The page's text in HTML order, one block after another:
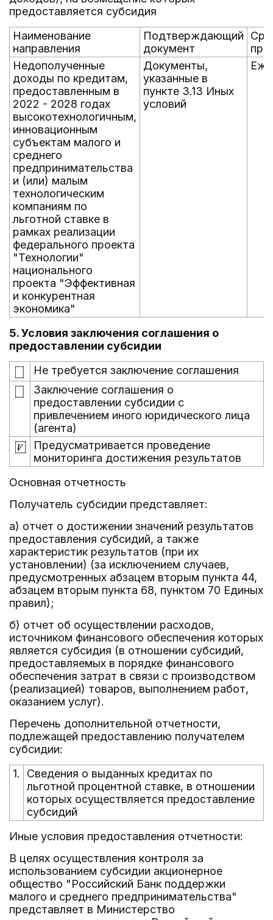
предоставляется субсидия
Наименование
направления
Подтверждающий
документ
Недополученные
доходы по кредитам,
предоставленным в
2022 - 2028 годах
высокотехнологичным,
инновационным
субъектам малого и
среднего
предпринимательства
и (или) малым
технологическим
компаниям по
льготной ставке в
рамках реализации
федерального проекта
"Технологии"
национального
проекта "Эффективная
и конкурентная
экономика"
Документы,
указанные в
пункте 3.13 Иных
условий
5. Условия заключения соглашения о
предоставлении субсидии
Не требуется заключение соглашения
Заключение соглашения о
предоставлении субсидии с
привлечением иного юридического лица
(агента)
Предусматривается проведение
мониторинга достижения результатов
Основная отчетность
Получатель субсидии представляет:
а) отчет о достижении значений результатов
предоставления субсидий, а также
характеристик результатов (при их
установлении) (за исключением случаев,
предусмотренных абзацем вторым пункта 44,
абзацем вторым пункта 68, пунктом 70 Единых
правил);
б) отчет об осуществлении расходов,
источником финансового обеспечения которых
является субсидия (в отношении субсидий,
предоставляемых в порядке финансового
обеспечения затрат в связи с производством
(реализацией) товаров, выполнением работ,
оказанием услуг).
Перечень дополнительной отчетности,
подлежащей предоставлению получателем
субсидии:
1.
Сведения о выданных кредитах по
льготной процентной ставке, в отношении
которых осуществляется предоставление
субсидий
Иные условия предоставления отчетности:
В целях осуществления контроля за
использованием субсидии акционерное
общество "Российский Банк поддержки
малого и среднего предпринимательства"
представляет в Министерство